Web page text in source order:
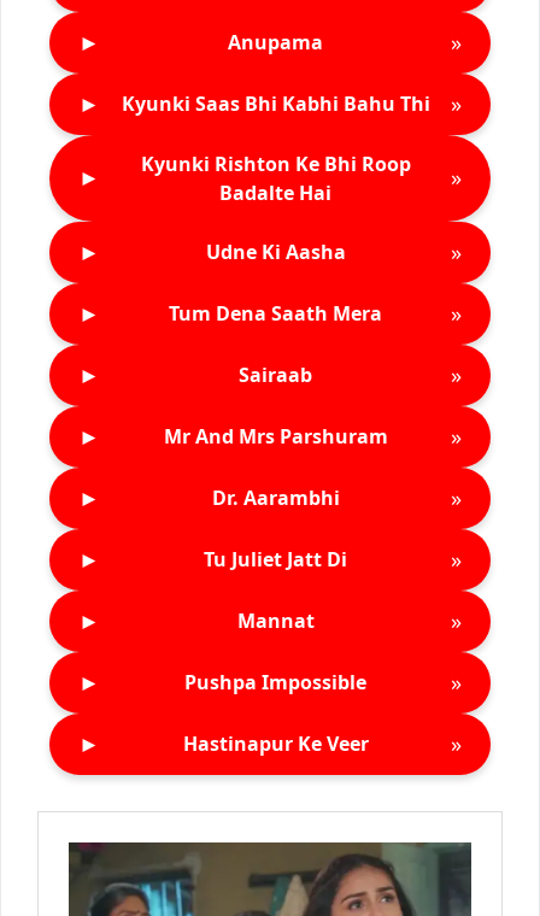
► Anupama »
► Kyunki Saas Bhi Kabhi Bahu Thi »
►
Kyunki Rishton Ke Bhi Roop
Badalte Hai
»
► Udne Ki Aasha »
► Tum Dena Saath Mera »
► Sairaab »
► Mr And Mrs Parshuram »
► Dr. Aarambhi »
► Tu Juliet Jatt Di »
► Mannat »
► Pushpa Impossible »
► Hastinapur Ke Veer »